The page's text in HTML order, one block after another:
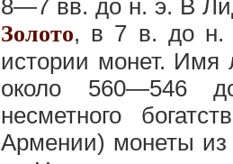
8—7 вв. до н. э. В
Золото, в 7 в. до н.
истории монет. Имя
около 560—546
несметного
Армении) монеты